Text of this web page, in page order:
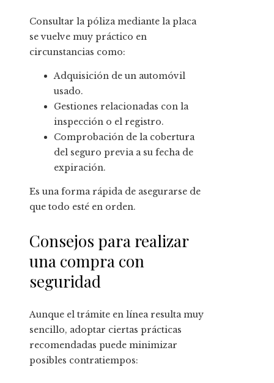
Consultar la póliza mediante la placa
se vuelve muy práctico en
circunstancias como:
Adquisición de un automóvil
usado.
Gestiones relacionadas con la
inspección o el registro.
Comprobación de la cobertura
del seguro previa a su fecha de
expiración.
Es una forma rápida de asegurarse de
que todo esté en orden.
Consejos para realizar
una compra con
seguridad
Aunque el trámite en línea resulta muy
sencillo, adoptar ciertas prácticas
recomendadas puede minimizar
posibles contratiempos: